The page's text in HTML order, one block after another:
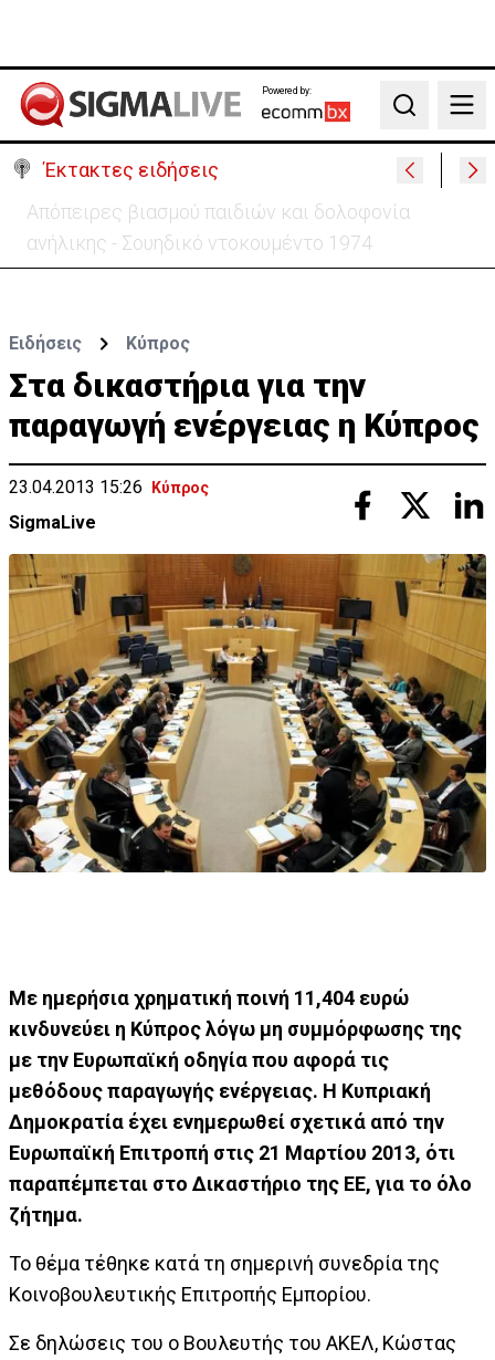
Powered by:
Search
Έκτακτες ειδήσεις
Μεγάλο πακέτο όπλων από Τουρκία προς Ουκρανία
-Κίνηση με μήνυμα προς Μόσχα;
Ειδήσεις Κύπρος
Στα δικαστήρια για την
παραγωγή ενέργειας η Κύπρος
23.04.2013 15:26 Κύπρος
SigmaLive
Με ημερήσια χρηματική ποινή 11,404 ευρώ
κινδυνεύει η Κύπρος λόγω μη συμμόρφωσης της
με την Ευρωπαϊκή οδηγία που αφορά τις
μεθόδους παραγωγής ενέργειας. Η Κυπριακή
Δημοκρατία έχει ενημερωθεί σχετικά από την
Ευρωπαϊκή Επιτροπή στις 21 Μαρτίου 2013, ότι
παραπέμπεται στο Δικαστήριο της ΕΕ, για το όλο
ζήτημα.
Το θέμα τέθηκε κατά τη σημερινή συνεδρία της
Κοινοβουλευτικής Επιτροπής Εμπορίου.
Σε δηλώσεις του ο Βουλευτής του ΑΚΕΛ, Κώστας